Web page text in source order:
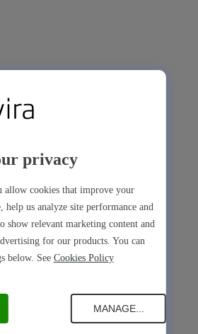
1 avec de nombreux outils premium
Safe Shopping
privacy
cookies that improve your
help us analyze site performance and
show relevant marketing content and
for our products. You can
below. See Cookies Policy
MANAGE...